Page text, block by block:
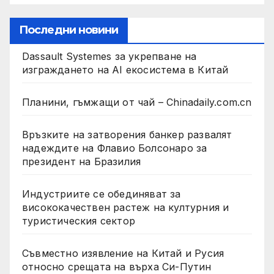
Последни новини
Dassault Systemes за укрепване на
изграждането на AI екосистема в Китай
Планини, гъмжащи от чай – Chinadaily.com.cn
Връзките на затворения банкер развалят
надеждите на Флавио Болсонаро за
президент на Бразилия
Индустриите се обединяват за
висококачествен растеж на културния и
туристическия сектор
Съвместно изявление на Китай и Русия
относно срещата на върха Си-Путин